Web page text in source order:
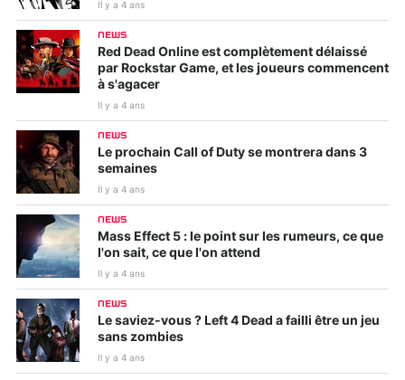
Il y a 4 ans
NEWS
Red Dead Online est complètement délaissé
par Rockstar Game, et les joueurs commencent
à s'agacer
Il y a 4 ans
NEWS
Le prochain Call of Duty se montrera dans 3
semaines
Il y a 4 ans
NEWS
Mass Effect 5 : le point sur les rumeurs, ce que
l'on sait, ce que l'on attend
Il y a 4 ans
NEWS
Le saviez-vous ? Left 4 Dead a failli être un jeu
sans zombies
Il y a 4 ans